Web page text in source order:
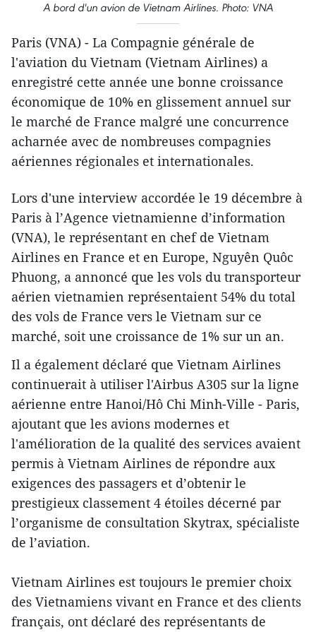
A bord d'un avion de Vietnam Airlines. Photo: VNA
Paris (VNA) - La Compagnie générale de
l'aviation du Vietnam (Vietnam Airlines) a
enregistré cette année une bonne croissance
économique de 10% en glissement annuel sur
le marché de France malgré une concurrence
acharnée avec de nombreuses compagnies
aériennes régionales et internationales.
Lors d'une interview accordée le 19 décembre à
Paris à l’Agence vietnamienne d’information
(VNA), le représentant en chef de Vietnam
Airlines en France et en Europe, Nguyên Quôc
Phuong, a annoncé que les vols du transporteur
aérien vietnamien représentaient 54% du total
des vols de France vers le Vietnam sur ce
marché, soit une ​croissance ​de 1% sur un an.
Il a également déclaré que Vietnam Airlines
continuerait à utiliser l'Airbus A305 sur la ligne
aérienne entre Hanoi/Hô Chi Minh-Ville - Paris,
ajoutant que les avions modernes et
l'amélioration de la qualité des services ​avaient
permis à Vietnam Airlines de répondre aux
exigences des passagers et d’obtenir le
prestigieux classement 4 étoiles décerné par
l’organisme de consultation Skytrax, spécialiste
de l’aviation.
Vietnam Airlines est toujours le premier choix
des Vietnamiens vivant en France et des clients
français, ont déclaré des représentants de